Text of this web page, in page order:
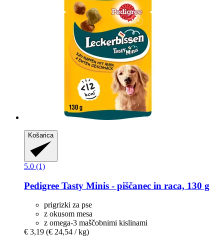
Košarica
5.0 (1)
Pedigree Tasty Minis -​ piščanec in raca, 130 g
prigrizki za pse
z okusom mesa
z omega-3 maščobnimi kislinami
€ 3,19 (€ 24,54 / kg)